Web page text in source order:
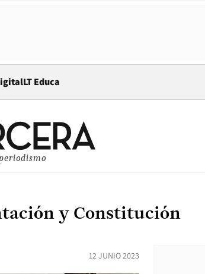
Opens in new window
LT Educa
y Constitución
12 JUNIO 2023